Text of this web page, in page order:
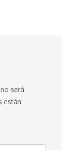
será
están